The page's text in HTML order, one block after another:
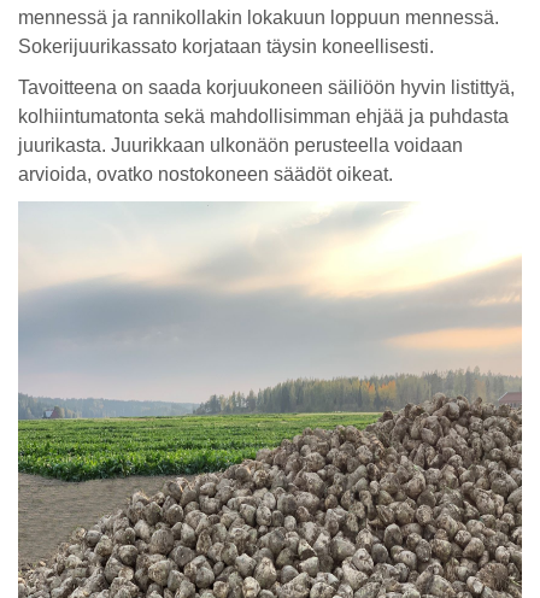
mennessä ja rannikollakin lokakuun loppuun mennessä.
Sokerijuurikassato korjataan täysin koneellisesti.
Tavoitteena on saada korjuukoneen säiliöön hyvin listittyä,
kolhiintumatonta sekä mahdollisimman ehjää ja puhdasta
juurikasta. Juurikkaan ulkonäön perusteella voidaan
arvioida, ovatko nostokoneen säädöt oikeat.